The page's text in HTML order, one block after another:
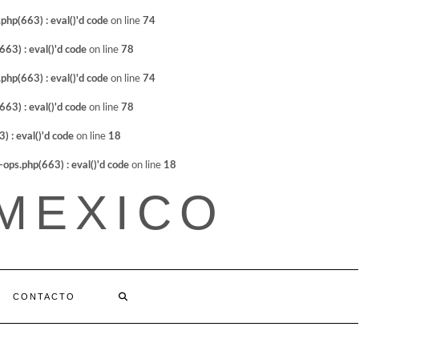
: eval()'d code on line 74
: eval()'d code on line 78
: eval()'d code on line 74
: eval()'d code on line 78
: eval()'d code on line 18
: eval()'d code on line 18
CONTACTO